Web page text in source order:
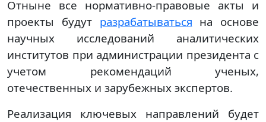
Отныне все нормативно-правовые акты и
проекты будут разрабатываться на основе
научных исследований аналитических
институтов при администрации президента с
учетом рекомендаций ученых,
отечественных и зарубежных экспертов.
Реализация ключевых направлений будет